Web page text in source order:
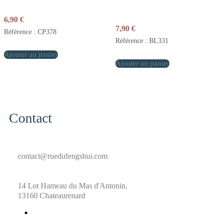
6,90 €
Référence : CP378
Ajouter au panier
7,90 €
Référence : BL331
Ajouter au panier
Contact
contact@ruedufengshui.com
14 Lot Hameau du Mas d'Antonin,
13160 Chateaurenard